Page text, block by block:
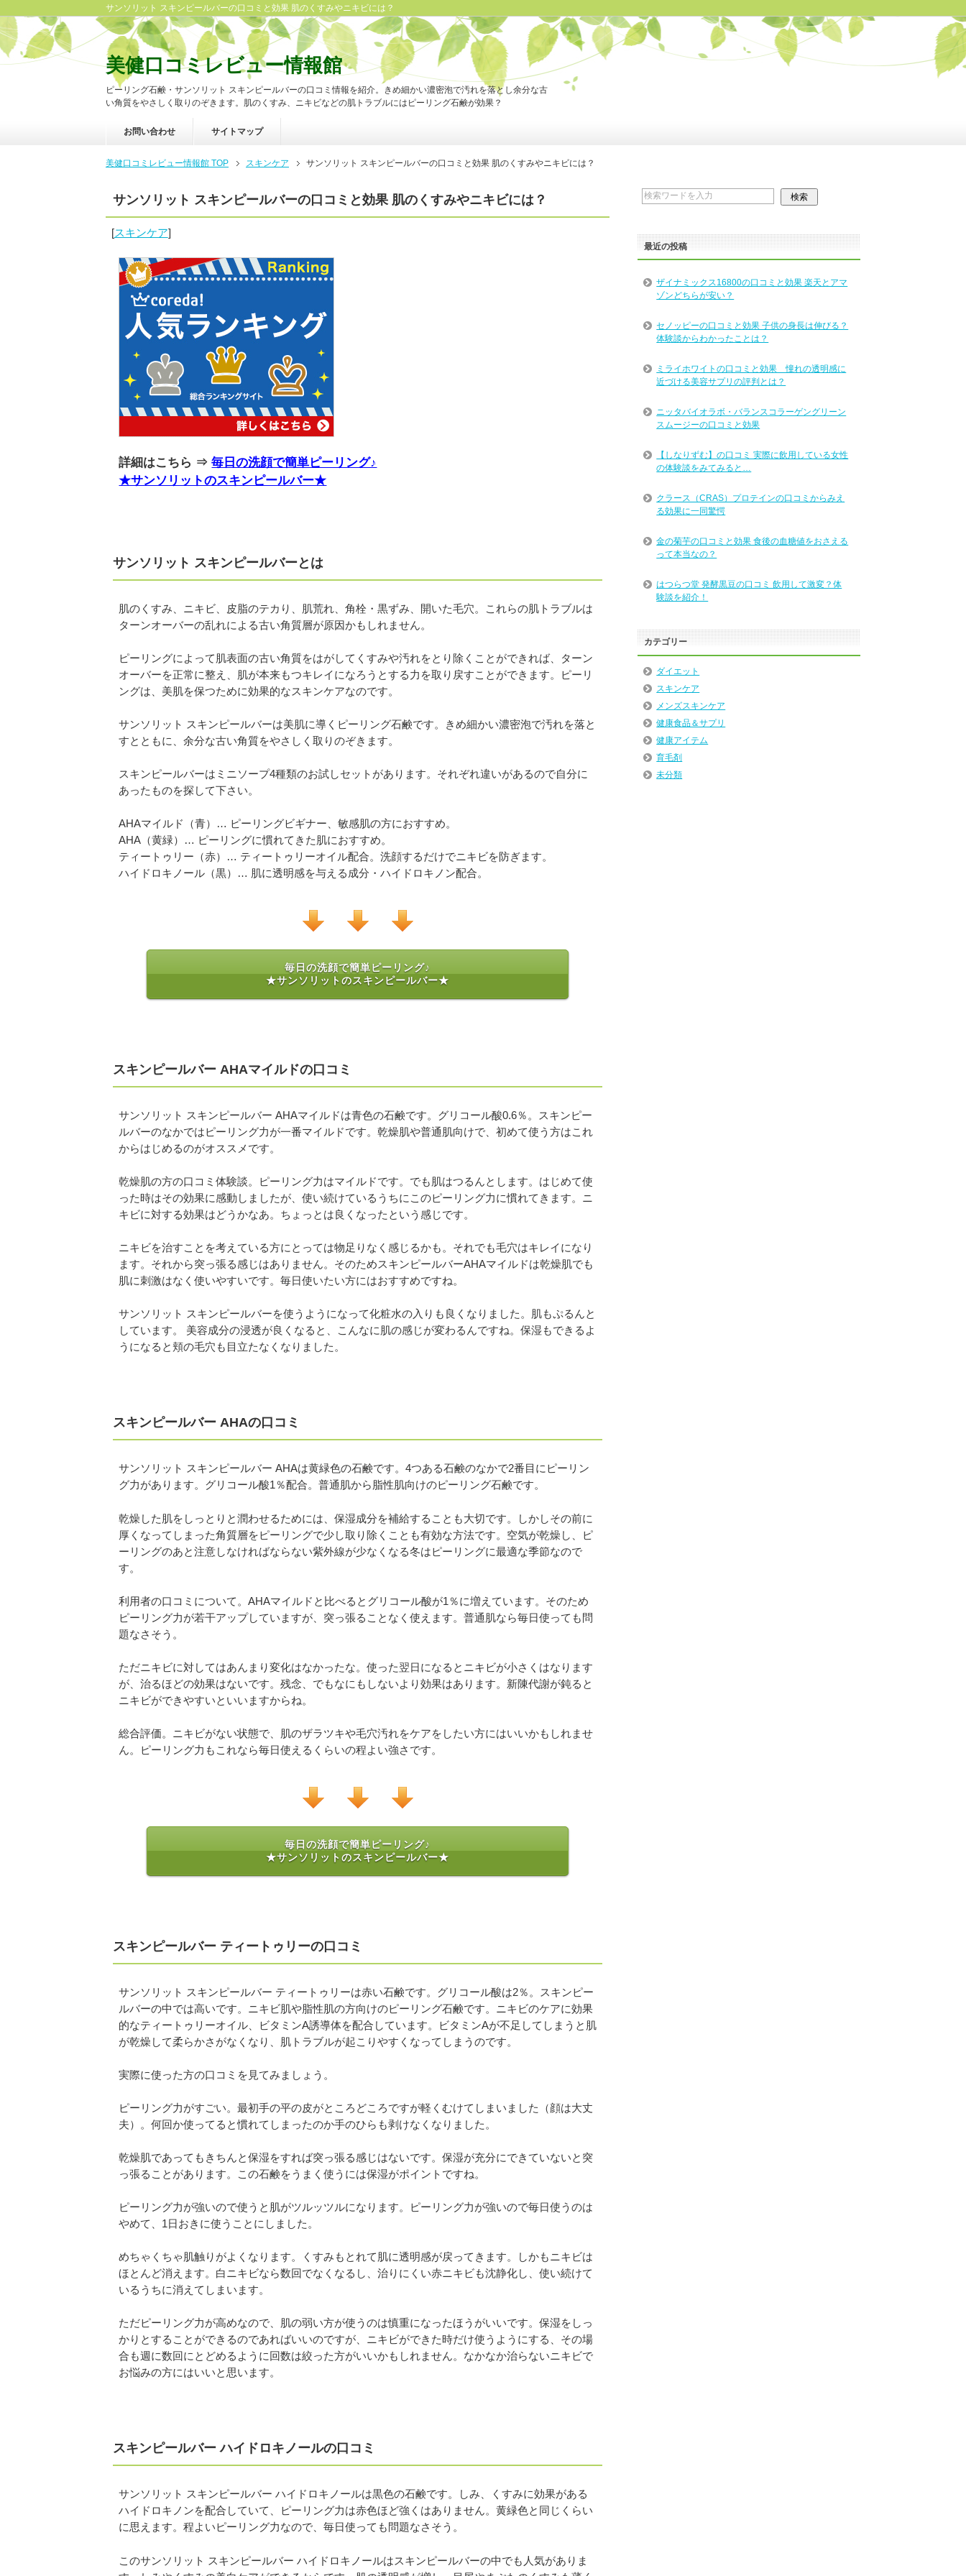
サンソリット スキンピールバーの口コミと効果 肌のくすみやニキビには？
美健口コミレビュー情報館
ピーリング石鹸・サンソリット スキンピールバーの口コミ情報を紹介。きめ細かい濃密泡で汚れを落とし余分な古
い角質をやさしく取りのぞきます。肌のくすみ、ニキビなどの肌トラブルにはピーリング石鹸が効果？
お問い合わせ サイトマップ
美健口コミレビュー情報館 TOP スキンケア サンソリット スキンピールバーの口コミと効果 肌のくすみやニキビには？
サンソリット スキンピールバーの口コミと効果 肌のくすみやニキビには？
[スキンケア]
詳細はこちら ⇒毎日の洗顔で簡単ピーリング♪
★サンソリットのスキンピールバー★
サンソリット スキンピールバーとは
肌のくすみ、ニキビ、皮脂のテカり、肌荒れ、角栓・黒ずみ、開いた毛穴。これらの肌トラブルは
ターンオーバーの乱れによる古い角質層が原因かもしれません。
ピーリングによって肌表面の古い角質をはがしてくすみや汚れをとり除くことができれば、ターン
オーバーを正常に整え、肌が本来もつキレイになろうとする力を取り戻すことができます。ピーリ
ングは、美肌を保つために効果的なスキンケアなのです。
サンソリット スキンピールバーは美肌に導くピーリング石鹸です。きめ細かい濃密泡で汚れを落と
すとともに、余分な古い角質をやさしく取りのぞきます。
スキンピールバーはミニソープ4種類のお試しセットがあります。それぞれ違いがあるので自分に
あったものを探して下さい。
AHAマイルド（青）… ピーリングビギナー、敏感肌の方におすすめ。
AHA（黄緑）… ピーリングに慣れてきた肌におすすめ。
ティートゥリー（赤）… ティートゥリーオイル配合。洗顔するだけでニキビを防ぎます。
ハイドロキノール（黒）… 肌に透明感を与える成分・ハイドロキノン配合。
毎日の洗顔で簡単ピーリング♪
★サンソリットのスキンピールバー★
スキンピールバー AHAマイルドの口コミ
サンソリット スキンピールバー AHAマイルドは青色の石鹸です。グリコール酸0.6％。スキンピー
ルバーのなかではピーリング力が一番マイルドです。乾燥肌や普通肌向けで、初めて使う方はこれ
からはじめるのがオススメです。
乾燥肌の方の口コミ体験談。ピーリング力はマイルドです。でも肌はつるんとします。はじめて使
った時はその効果に感動しましたが、使い続けているうちにこのピーリング力に慣れてきます。ニ
キビに対する効果はどうかなあ。ちょっとは良くなったという感じです。
ニキビを治すことを考えている方にとっては物足りなく感じるかも。それでも毛穴はキレイになり
ます。それから突っ張る感じはありません。そのためスキンピールバーAHAマイルドは乾燥肌でも
肌に刺激はなく使いやすいです。毎日使いたい方にはおすすめですね。
サンソリット スキンピールバーを使うようになって化粧水の入りも良くなりました。肌もぷるんと
しています。 美容成分の浸透が良くなると、こんなに肌の感じが変わるんですね。保湿もできるよ
うになると頬の毛穴も目立たなくなりました。
スキンピールバー AHAの口コミ
サンソリット スキンピールバー AHAは黄緑色の石鹸です。4つある石鹸のなかで2番目にピーリン
グ力があります。グリコール酸1％配合。普通肌から脂性肌向けのピーリング石鹸です。
乾燥した肌をしっとりと潤わせるためには、保湿成分を補給することも大切です。しかしその前に
厚くなってしまった角質層をピーリングで少し取り除くことも有効な方法です。空気が乾燥し、ピ
ーリングのあと注意しなければならない紫外線が少なくなる冬はピーリングに最適な季節なので
す。
利用者の口コミについて。AHAマイルドと比べるとグリコール酸が1％に増えています。そのため
ピーリング力が若干アップしていますが、突っ張ることなく使えます。普通肌なら毎日使っても問
題なさそう。
ただニキビに対してはあんまり変化はなかったな。使った翌日になるとニキビが小さくはなります
が、治るほどの効果はないです。残念、でもなにもしないより効果はあります。新陳代謝が鈍ると
ニキビができやすいといいますからね。
総合評価。ニキビがない状態で、肌のザラツキや毛穴汚れをケアをしたい方にはいいかもしれませ
ん。ピーリング力もこれなら毎日使えるくらいの程よい強さです。
毎日の洗顔で簡単ピーリング♪
★サンソリットのスキンピールバー★
スキンピールバー ティートゥリーの口コミ
サンソリット スキンピールバー ティートゥリーは赤い石鹸です。グリコール酸は2％。スキンピー
ルバーの中では高いです。ニキビ肌や脂性肌の方向けのピーリング石鹸です。ニキビのケアに効果
的なティートゥリーオイル、ビタミンA誘導体を配合しています。ビタミンAが不足してしまうと肌
が乾燥して柔らかさがなくなり、肌トラブルが起こりやすくなってしまうのです。
実際に使った方の口コミを見てみましょう。
ピーリング力がすごい。最初手の平の皮がところどころですが軽くむけてしまいました（顔は大丈
夫）。何回か使ってると慣れてしまったのか手のひらも剥けなくなりました。
乾燥肌であってもきちんと保湿をすれば突っ張る感じはないです。保湿が充分にできていないと突
っ張ることがあります。この石鹸をうまく使うには保湿がポイントですね。
ピーリング力が強いので使うと肌がツルッツルになります。ピーリング力が強いので毎日使うのは
やめて、1日おきに使うことにしました。
めちゃくちゃ肌触りがよくなります。くすみもとれて肌に透明感が戻ってきます。しかもニキビは
ほとんど消えます。白ニキビなら数回でなくなるし、治りにくい赤ニキビも沈静化し、使い続けて
いるうちに消えてしまいます。
ただピーリング力が高めなので、肌の弱い方が使うのは慎重になったほうがいいです。保湿をしっ
かりとすることができるのであればいいのですが、ニキビができた時だけ使うようにする、その場
合も週に数回にとどめるように回数は絞った方がいいかもしれません。なかなか治らないニキビで
お悩みの方にはいいと思います。
スキンピールバー ハイドロキノールの口コミ
サンソリット スキンピールバー ハイドロキノールは黒色の石鹸です。しみ、くすみに効果がある
ハイドロキノンを配合していて、ピーリング力は赤色ほど強くはありません。黄緑色と同じくらい
に思えます。程よいピーリング力なので、毎日使っても問題なさそう。
このサンソリット スキンピールバー ハイドロキノールはスキンピールバーの中でも人気がありま
最近の投稿
ザイナミックス16800の口コミと効果 楽天とアマ
ゾンどちらが安い？
セノッピーの口コミと効果 子供の身長は伸びる？
体験談からわかったことは？
ミライホワイトの口コミと効果 憧れの透明感に
近づける美容サプリの評判とは？
ニッタバイオラボ・バランスコラーゲングリーン
スムージーの口コミと効果
【しなりずむ】の口コミ 実際に飲用している女性
の体験談をみてみると…
クラース（CRAS）プロテインの口コミからみえ
る効果に一同驚愕
金の菊芋の口コミと効果 食後の血糖値をおさえる
って本当なの？
はつらつ堂 発酵黒豆の口コミ 飲用して激変？体
験談を紹介！
カテゴリー
ダイエット
スキンケア
メンズスキンケア
健康食品＆サプリ
健康アイテム
育毛剤
未分類